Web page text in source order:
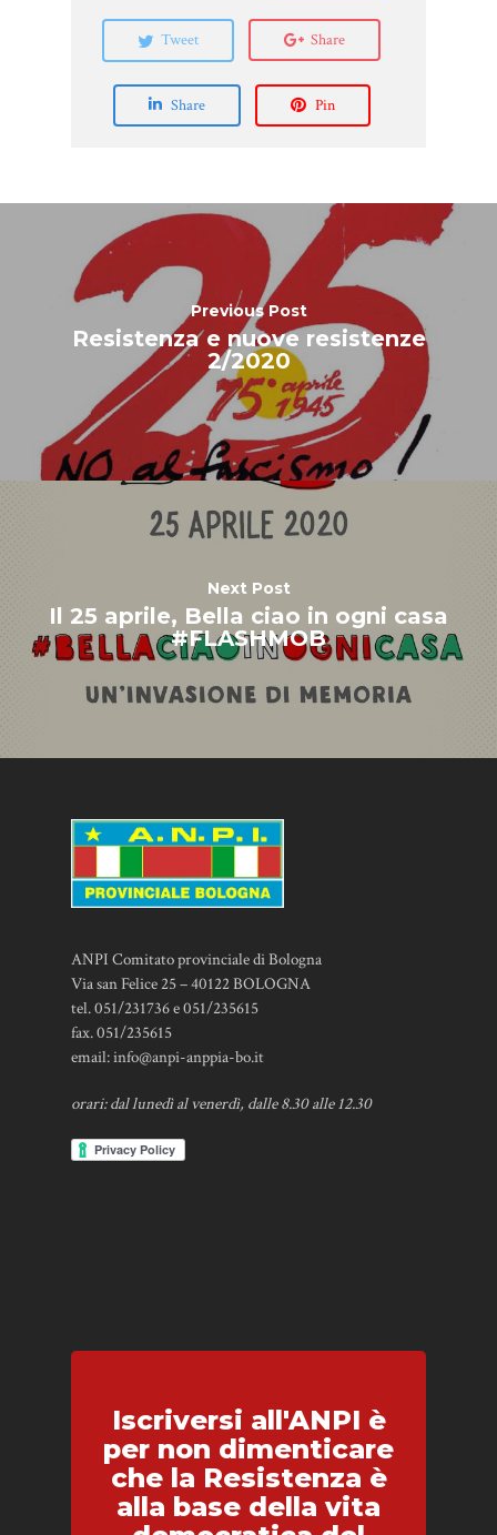
Tweet Share
Share Pin
Previous Post
Resistenza e nuove resistenze
2/2020
Next Post
Il 25 aprile, Bella ciao in ogni casa
#FLASHMOB
ANPI Comitato provinciale di Bologna
Via san Felice 25 – 40122 BOLOGNA
tel. 051/231736 e 051/235615
fax. 051/235615
email:info@anpi-anppia-bo.it
orari: dal lunedì al venerdì, dalle 8.30 alle 12.30
Iscriversi all'ANPI è
per non dimenticare
che la Resistenza è
alla base della vita